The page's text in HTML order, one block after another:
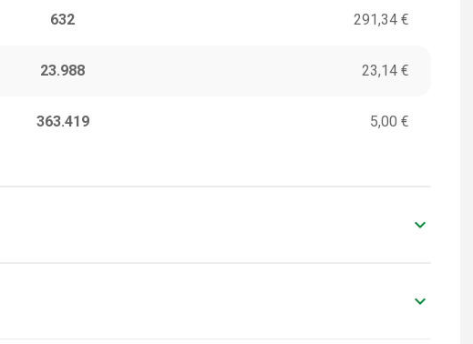
632 291,34 €
23.988 23,14 €
363.419 5,00 €
keyboard_arrow_down
keyboard_arrow_down